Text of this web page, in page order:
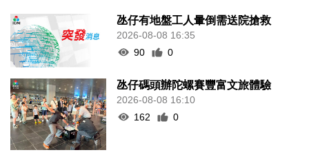
氹仔有地盤工人暈倒需送院搶救
2026-08-08 16:35
90
0
氹仔碼頭辦陀螺賽豐富文旅體驗
2026-08-08 16:10
162
0